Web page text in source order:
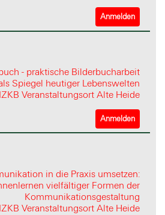
Anmelden
- praktische Bilderbucharbeit
Spiegel heutiger Lebenswelten
Veranstaltungsort Alte Heide
Anmelden
in die Praxis umsetzen:
vielfältiger Formen der
Kommunikationsgestaltung
Veranstaltungsort Alte Heide